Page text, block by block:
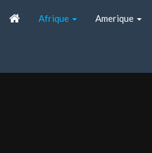
Afrique Amerique